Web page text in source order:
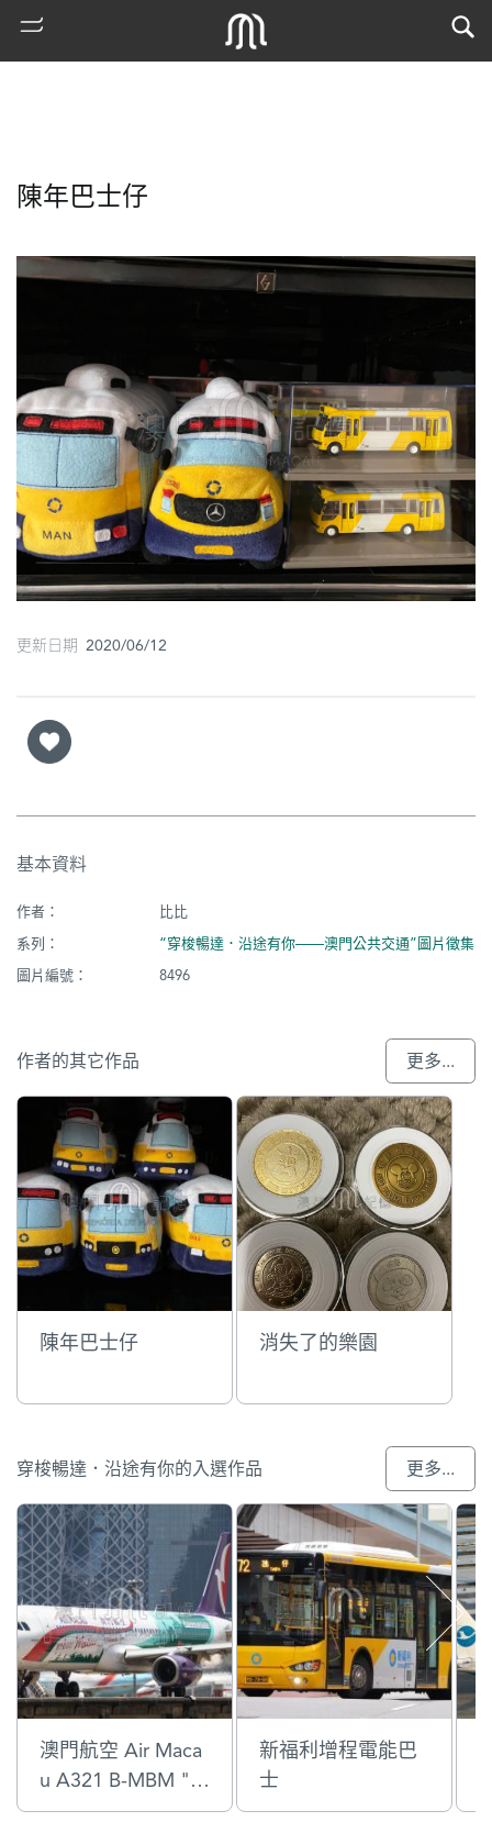
搜
索
地
圖
閣
寺
市
陳年巴士仔
更新日期 2020/06/12
基本資料
作者：
比比
系列：
“穿梭暢達．沿途有你——澳門公共交通”圖片徵集
圖片編號：
8496
作者的其它作品 更多...
陳年巴士仔 消失了的樂園
穿梭暢達．沿途有你的入選作品 更多...
澳門航空 Air Maca
u A321 B-MBM "M
acau Welcomes Yo
新福利增程電能巴
士